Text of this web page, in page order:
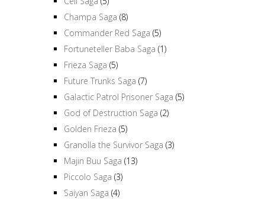
Champa Saga (8)
Commander Red Saga (5)
Fortuneteller Baba Saga (1)
Frieza Saga (5)
Future Trunks Saga (7)
Galactic Patrol Prisoner Saga (5)
God of Destruction Saga (2)
Golden Frieza (5)
Granolla the Survivor Saga (3)
Majin Buu Saga (13)
Piccolo Saga (3)
Saiyan Saga (4)